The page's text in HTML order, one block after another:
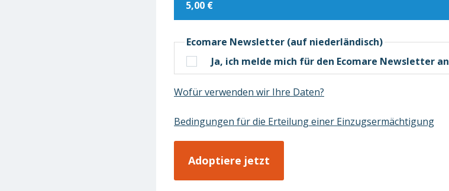
Ecomare Newsletter (auf niederländisch)
Ja, ich melde mich für den Ecomare Newsletter an
Wofür verwenden wir Ihre Daten?
Bedingungen für die Erteilung einer Einzugsermächtigung